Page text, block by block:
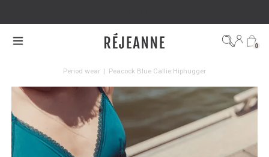
0
Period wear | Peacock Blue Callie Hiphugger